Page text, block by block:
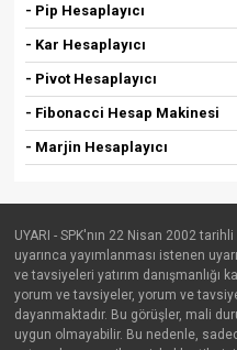
- Pip Hesaplayıcı
- Kar Hesaplayıcı
- Pivot Hesaplayıcı
- Fibonacci Hesap Makinesi
- Marjin Hesaplayıcı
UYARI - SPK'nın 22 Nisan 2002
uyarınca yayımlanması istenen
ve tavsiyeleri yatırım danışmanlığı
yorum ve tavsiyeler, yorum ve
dayanmaktadır. Bu görüşler, mali
uygun olmayabilir. Bu nedenle,